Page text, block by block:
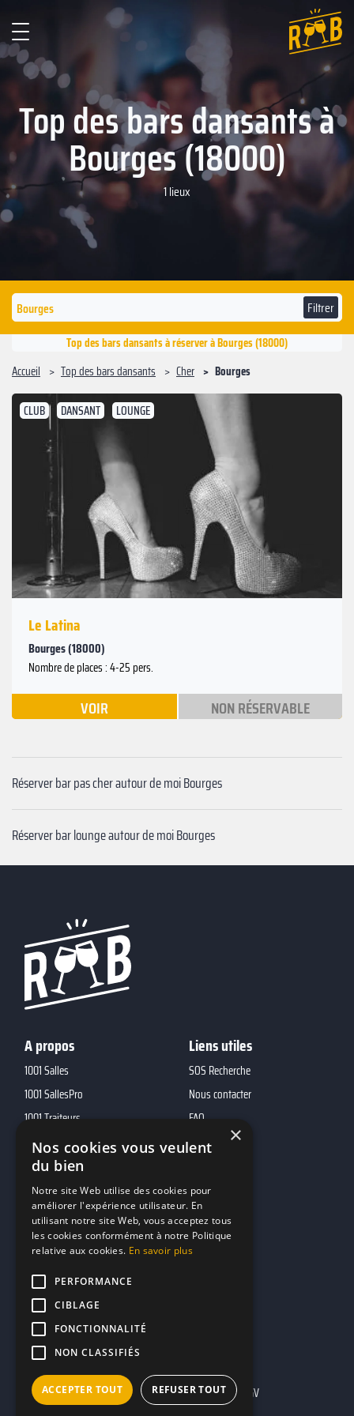
Top des bars dansants à
Bourges (18000)
1 lieux
Filtrer
Top des bars dansants à réserver à Bourges (18000)
Accueil
Top des bars dansants Cher Bourges
CLUB DANSANT LOUNGE
Le Latina
Bourges (18000)
Nombre de places : 4-25 pers.
VOIR NON RÉSERVABLE
Réserver bar pas cher autour de moi Bourges
Réserver bar lounge autour de moi Bourges
A propos
1001 Salles
1001 SallesPro
1001 Traiteurs
1001 DJ
10h01
MP2
Liens utiles
SOS Recherche
Nous contacter
FAQ
Contacts
marketing@reserverunbar.fr
11 rue Maurice Grandcoing
94200 Ivry-sur-Seine
Mentions légales CGU CGV
×
Nos cookies vous veulent
du bien
Notre site Web utilise des cookies pour
améliorer l'expérience utilisateur. En
utilisant notre site Web, vous acceptez tous
les cookies conformément à notre Politique
relative aux cookies. En savoir plus
PERFORMANCE
CIBLAGE
FONCTIONNALITÉ
NON CLASSIFIÉS
ACCEPTER TOUT REFUSER TOUT